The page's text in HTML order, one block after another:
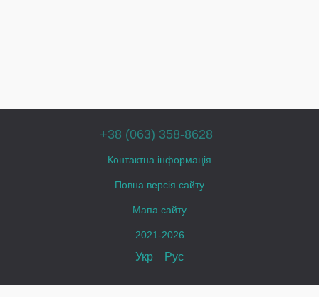
+38 (063) 358-8628
Контактна інформація
Повна версія сайту
Мапа сайту
2021-2026
Укр Рус